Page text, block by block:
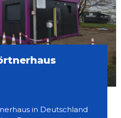
in Deutschland